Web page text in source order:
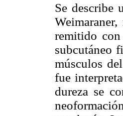
Se describe
remitido
subcutáneo
músculos
fue
dureza se